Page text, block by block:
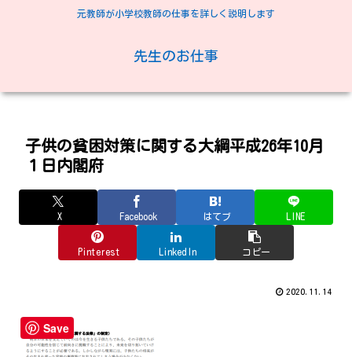
元教師が小学校教師の仕事を詳しく説明します
先生のお仕事
子供の貧困対策に関する大綱平成26年10月
１日内閣府
X Facebook はてブ LINE
Pinterest LinkedIn コピー
2020.11.14
Save